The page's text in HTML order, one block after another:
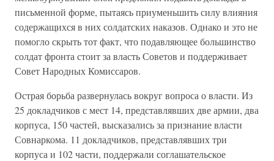
письменной форме, пытаясь приуменьшить силу влияния
содержащихся в них солдатских наказов. Однако и это не
помогло скрыть тот факт, что подавляющее большинство
солдат фронта стоит за власть Советов и поддерживает
Совет Народных Комиссаров.
Острая борьба развернулась вокруг вопроса о власти. Из
25 докладчиков с мест 14, представлявших две армии, два
корпуса, 150 частей, высказались за признание власти
Совнаркома. 11 докладчиков, представлявших три
корпуса и 102 части, поддержали соглашательское